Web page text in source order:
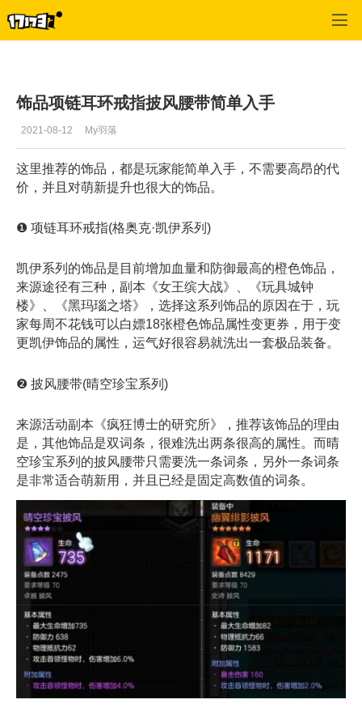
饰品项链耳环戒指披风腰带简单入手
2021-08-12 My羽落
这里推荐的饰品，都是玩家能简单入手，不需要高昂的代
价，并且对萌新提升也很大的饰品。
❶ 项链耳环戒指(格奥克·凯伊系列)
凯伊系列的饰品是目前增加血量和防御最高的橙色饰品，
来源途径有三种，副本《女王缤大战》、《玩具城钟
楼》、《黑玛瑙之塔》，选择这系列饰品的原因在于，玩
家每周不花钱可以白嫖18张橙色饰品属性变更券，用于变
更凯伊饰品的属性，运气好很容易就洗出一套极品装备。
❷ 披风腰带(晴空珍宝系列)
来源活动副本《疯狂博士的研究所》，推荐该饰品的理由
是，其他饰品是双词条，很难洗出两条很高的属性。而晴
空珍宝系列的披风腰带只需要洗一条词条，另外一条词条
是非常适合萌新用，并且已经是固定高数值的词条。